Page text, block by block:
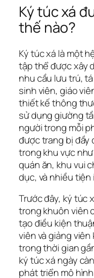
Ký túc xá
thế nào?
Ký túc xá là một
tập thể được xây
nhu cầu lưu trú,
sinh viên, giáo
thiết kế thông
sử dụng giường
người trong mỗi
được trang bị đầy
trong khu vực
quán ăn, khu vui
dục, và nhiều tiện
Trước đây, ký túc
trong khuôn viên
tạo điều kiện
viên và giảng
trong thời gian
ký túc xá ngày
phát triển mô